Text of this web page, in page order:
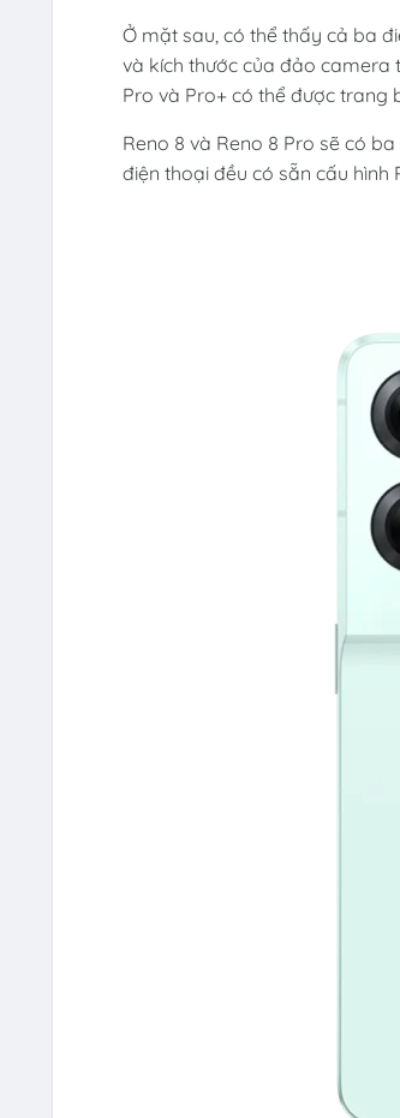
Ở mặt sau, có thể thấy cả ba
và kích thước của đảo camera
Pro và Pro+ có thể được trang
Reno 8 và Reno 8 Pro sẽ có
điện thoại đều có sẵn cấu hình